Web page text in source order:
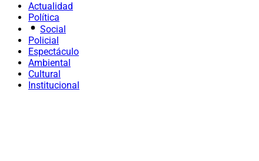
Actualidad
Política
Social
Policial
Espectáculo
Ambiental
Cultural
Institucional